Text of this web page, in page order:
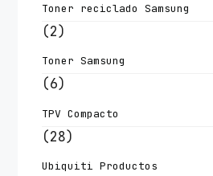
Toner reciclado Samsung
(2)
Toner Samsung
(6)
TPV Compacto
(28)
Ubiquiti Productos